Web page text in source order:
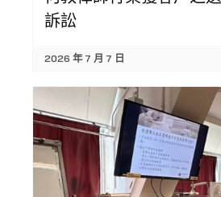
訴訟
2026 年 7 月 7 日